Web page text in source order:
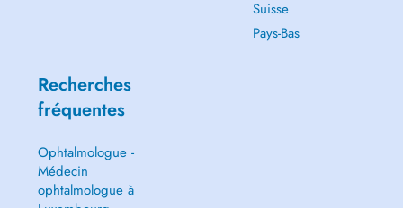
Suisse
Pays-Bas
Recherches
fréquentes
Ophtalmologue -
Médecin
ophtalmologue à